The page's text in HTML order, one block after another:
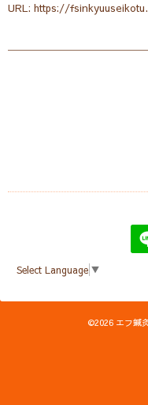
URL: https://
Select Language ▼
©2026 エフ鍼